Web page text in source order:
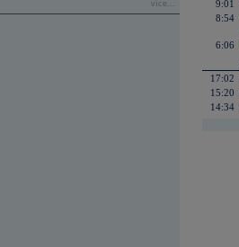
více...
9:01
8:54
6:06
17:02
15:20
14:34